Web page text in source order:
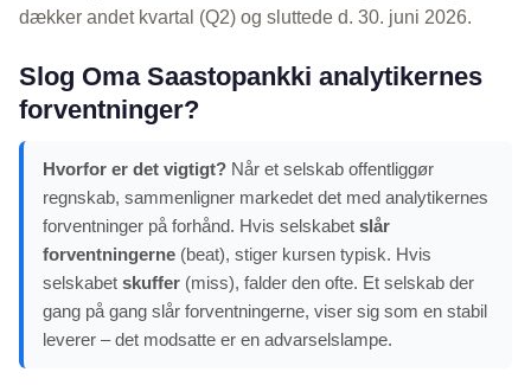
dækker andet kvartal (Q2) og sluttede d. 30. juni 2026.
Slog Oma Saastopankki analytikernes
forventninger?
Hvorfor er det vigtigt? Når et selskab offentliggør
regnskab, sammenligner markedet det med analytikernes
forventninger på forhånd. Hvis selskabet slår
forventningerne (beat), stiger kursen typisk. Hvis
selskabet skuffer (miss), falder den ofte. Et selskab der
gang på gang slår forventningerne, viser sig som en stabil
leverer – det modsatte er en advarselslampe.